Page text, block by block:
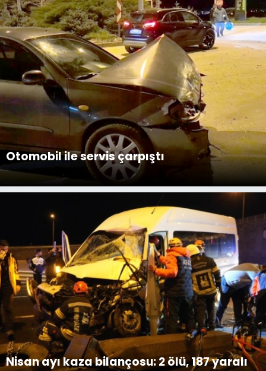
Otomobil ile servis çarpıştı
Nisan ayı kaza bilançosu: 2 ölü, 187 yaralı